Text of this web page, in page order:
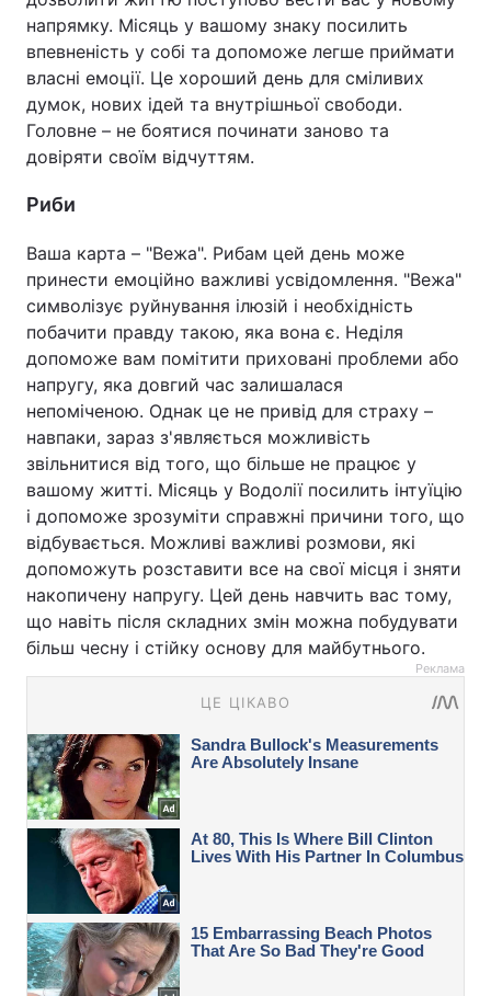
напрямку. Місяць у вашому знаку посилить
впевненість у собі та допоможе легше приймати
власні емоції. Це хороший день для сміливих
думок, нових ідей та внутрішньої свободи.
Головне – не боятися починати заново та
довіряти своїм відчуттям.
Риби
Ваша карта – "Вежа". Рибам цей день може
принести емоційно важливі усвідомлення. "Вежа"
символізує руйнування ілюзій і необхідність
побачити правду такою, яка вона є. Неділя
допоможе вам помітити приховані проблеми або
напругу, яка довгий час залишалася
непоміченою. Однак це не привід для страху –
навпаки, зараз з'являється можливість
звільнитися від того, що більше не працює у
вашому житті. Місяць у Водолії посилить інтуїцію
і допоможе зрозуміти справжні причини того, що
відбувається. Можливі важливі розмови, які
допоможуть розставити все на свої місця і зняти
накопичену напругу. Цей день навчить вас тому,
що навіть після складних змін можна побудувати
більш чесну і стійку основу для майбутнього.
Реклама